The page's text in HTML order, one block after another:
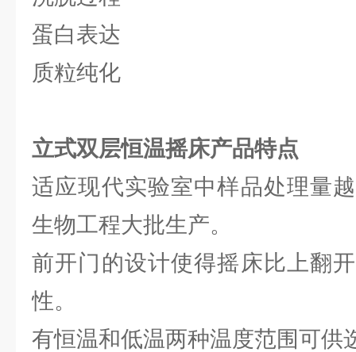
蛋白表达
质粒纯化
立式双层恒温摇床产品特点
适应现代实验室中样品处理量
生物工程大批生产。
前开门的设计使得摇床比上翻
性。
有恒温和低温两种温度范围可供